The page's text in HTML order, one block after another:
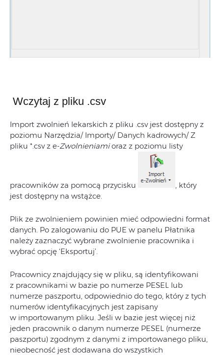
Wczytaj z pliku .csv
Import zwolnień lekarskich z pliku .csv jest dostępny z
poziomu Narzędzia/ Importy/ Danych kadrowych/ Z
pliku *.csv z e‑Zwolnieniamioraz z poziomu listy
pracowników za pomocą przycisku
, który
jest dostępny na wstążce.
Plik ze zwolnieniem powinien mieć odpowiedni format
danych. Po zalogowaniu do PUE w panelu Płatnika
należy zaznaczyć wybrane zwolnienie pracownika i
wybrać opcję ‘Eksportuj’.
Pracownicy znajdujący się w pliku, są identyfikowani
z pracownikami w bazie po numerze PESEL lub
numerze paszportu, odpowiednio do tego, który z tych
numerów identyfikacyjnych jest zapisany
w importowanym pliku. Jeśli w bazie jest więcej niż
jeden pracownik o danym numerze PESEL (numerze
paszportu) zgodnym z danymi z importowanego pliku,
nieobecność jest dodawana do wszystkich